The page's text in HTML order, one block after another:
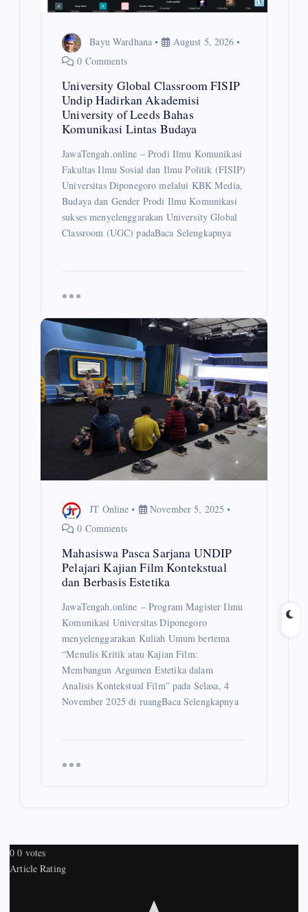
Bayu Wardhana
August 5, 2026
0 Comments
University Global Classroom FISIP
Undip Hadirkan Akademisi
University of Leeds Bahas
Komunikasi Lintas Budaya
JawaTengah.online – Prodi Ilmu Komunikasi
Fakultas Ilmu Sosial dan Ilmu Politik (FISIP)
Universitas Diponegoro melalui KBK Media,
Budaya dan Gender Prodi Ilmu Komunikasi
sukses menyelenggarakan University Global
Classroom (UGC) padaBaca Selengkapnya
JT Online
November 5, 2025
0 Comments
Mahasiswa Pasca Sarjana UNDIP
Pelajari Kajian Film Kontekstual
dan Berbasis Estetika
JawaTengah.online – Program Magister Ilmu
Komunikasi Universitas Diponegoro
menyelenggarakan Kuliah Umum bertema
“Menulis Kritik atau Kajian Film:
Membangun Argumen Estetika dalam
Analisis Kontekstual Film” pada Selasa, 4
November 2025 di ruangBaca Selengkapnya
0 0 votes
Article Rating